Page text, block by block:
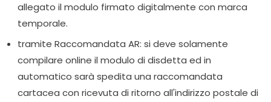
allegato il modulo firmato digitalmente con marca
temporale.
tramite Raccomandata AR: si deve solamente
compilare online il modulo di disdetta ed in
automatico sarà spedita una raccomandata
cartacea con ricevuta di ritorno all'indirizzo postale di